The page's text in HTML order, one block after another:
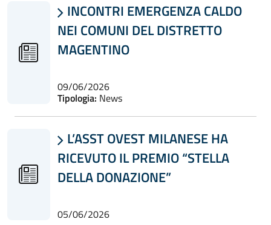
 INCONTRI EMERGENZA CALDO
NEI COMUNI DEL DISTRETTO
MAGENTINO
09/06/2026
Tipologia: News
 L’ASST OVEST MILANESE HA
RICEVUTO IL PREMIO “STELLA
DELLA DONAZIONE”
05/06/2026